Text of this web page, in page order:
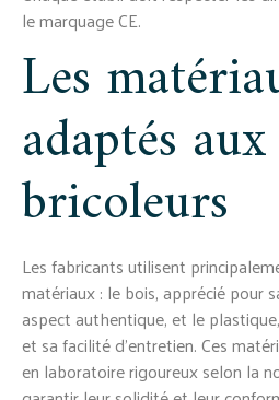
le marquage CE.
Les
adaptés
bricoleurs
Les fabricants utilisent
matériaux : le bois, apprécié pour
aspect authentique, et le
et sa facilité d'entretien. Ces
en laboratoire rigoureux selon la